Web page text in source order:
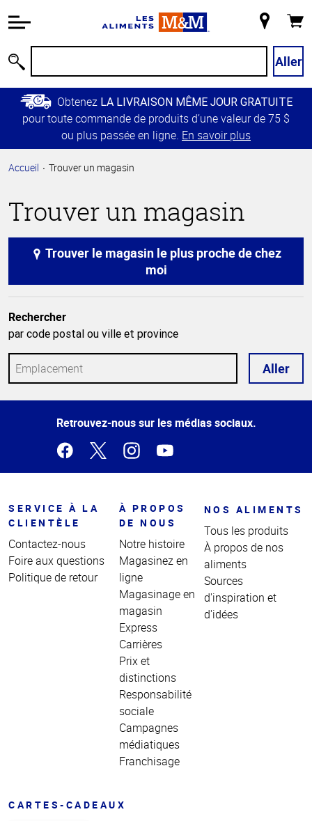
relative à
Passer
contenu
principal
Retour à
principale
magasin
Aller
Obtenez LA LIVRAISON MÊME JOUR GRATUITE
pour toute commande de produits d’une valeur de 75 $
ou plus passée en ligne. En savoir plus
Accueil Trouver un magasin
Trouver un magasin
moi
Rechercher
par code postal ou ville et province
Aller
Retrouvez-nous sur les médias sociaux.
SERVICE À LA
CLIENTÈLE
Contactez-nous
Foire aux questions
Politique de retour
À PROPOS
DE NOUS
Notre histoire
Magasinez en
ligne
Magasinage en
magasin
Express
Carrières
Prix et
distinctions
Responsabilité
sociale
Campagnes
médiatiques
Franchisage
NOS ALIMENTS
Tous les produits
À propos de nos
aliments
Sources
d'inspiration et
d'idées
CARTES-CADEAUX